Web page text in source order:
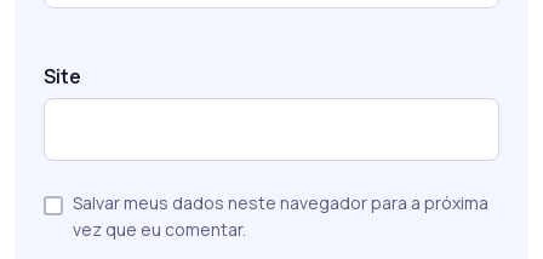
Site
Salvar meus dados neste navegador para a próxima
vez que eu comentar.